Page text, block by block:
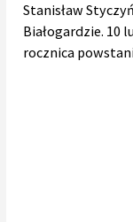
Stanisław
Białogardzie. 10
rocznica